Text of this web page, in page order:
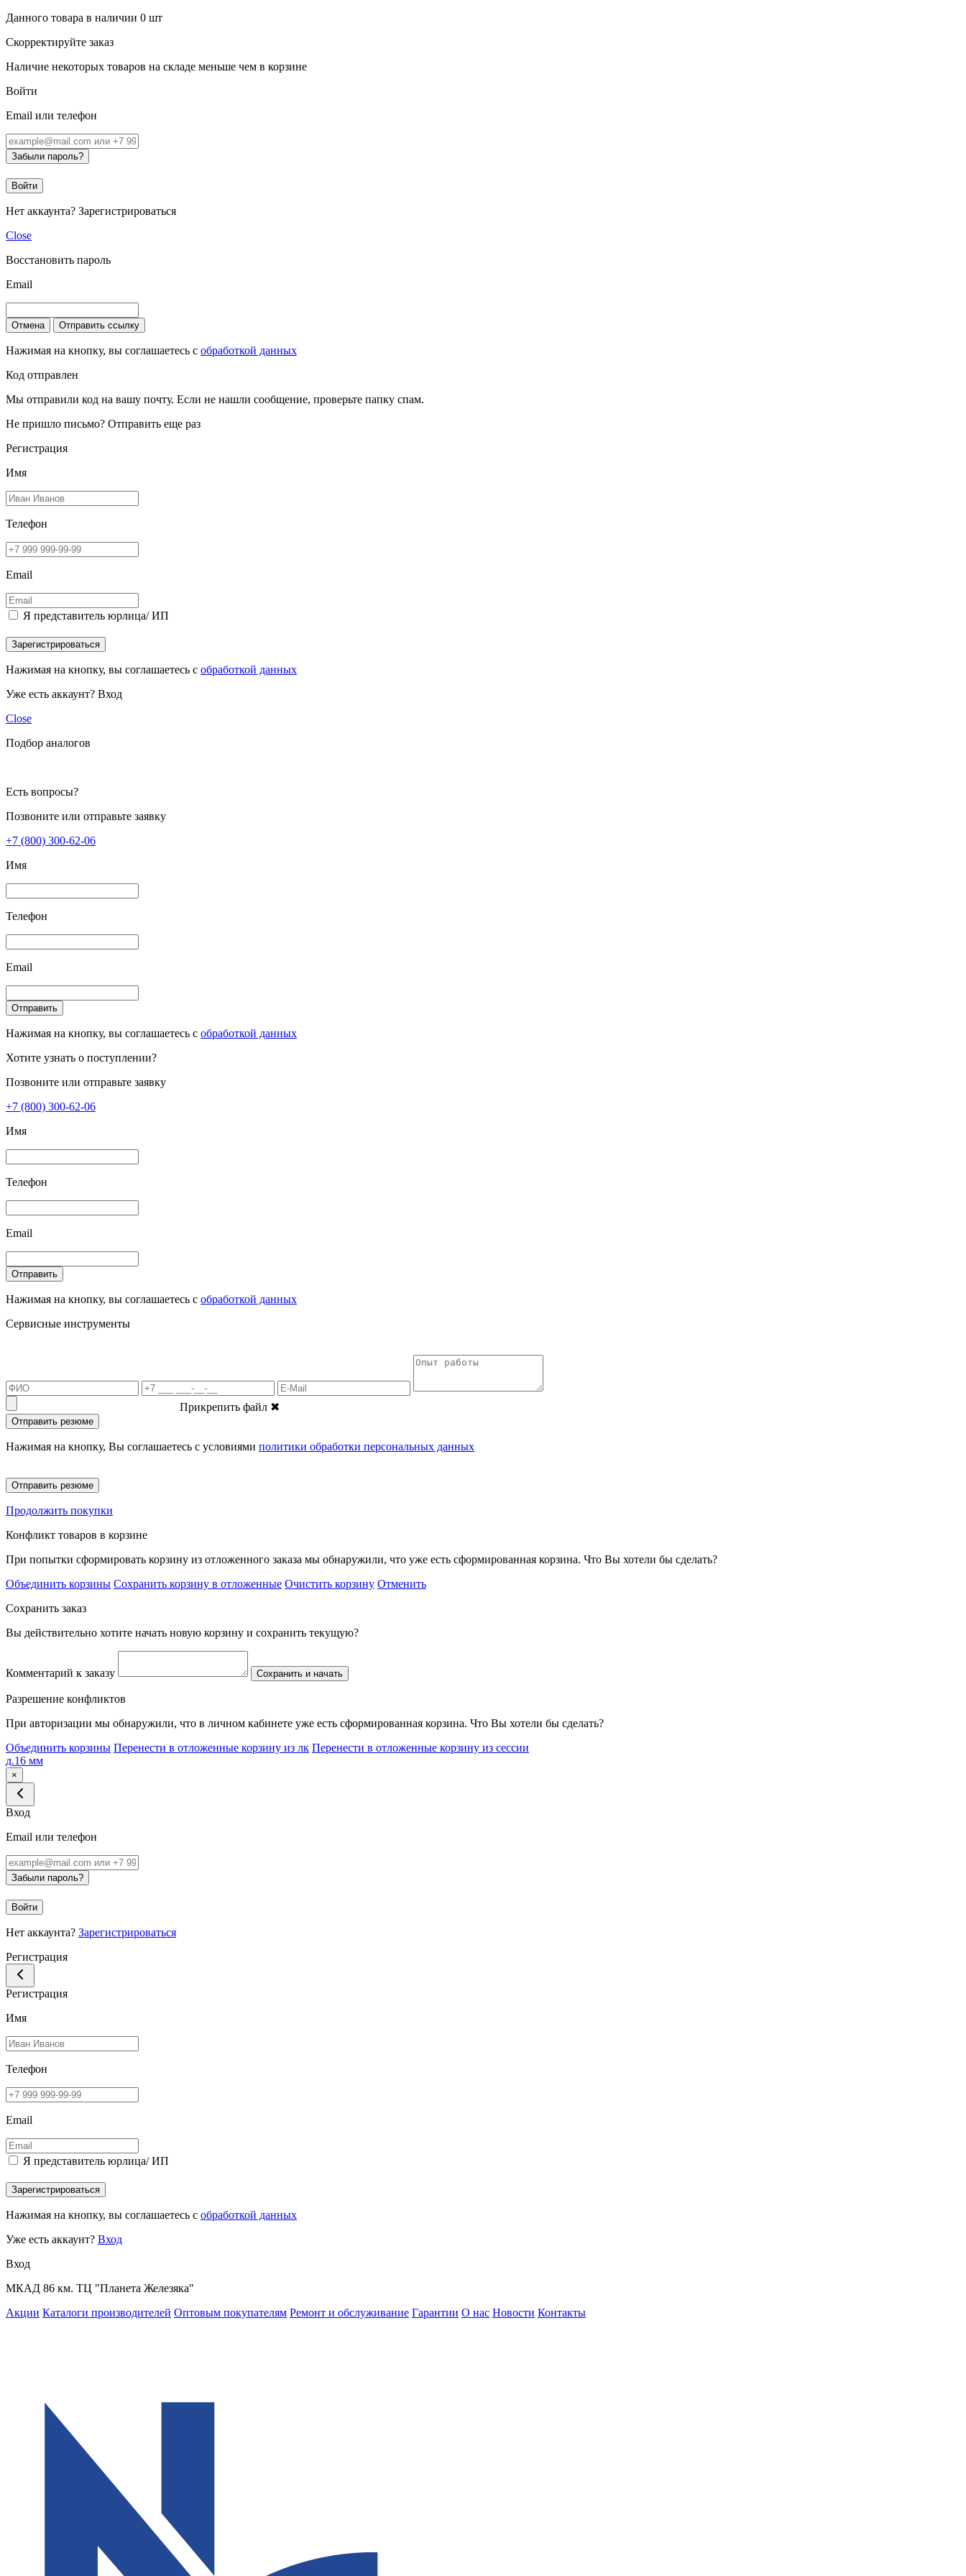
Данного товара в наличии 0 шт
Скорректируйте заказ
Наличие некоторых товаров на складе меньше чем в корзине
Войти
Email или телефон
Забыли пароль?
Войти
Нет аккаунта? Зарегистрироваться
Close
Восстановить пароль
Email
Отмена Отправить ссылку
Нажимая на кнопку, вы соглашаетесь с обработкой данных
Код отправлен
Мы отправили код на вашу почту. Если не нашли сообщение, проверьте папку спам.
Не пришло письмо? Отправить еще раз
Регистрация
Имя
Телефон
Email
Я представитель юрлица/ ИП
Зарегистрироваться
Нажимая на кнопку, вы соглашаетесь с обработкой данных
Уже есть аккаунт? Вход
Close
Подбор аналогов
Есть вопросы?
Позвоните или отправьте заявку
+7 (800) 300-62-06
Имя
Телефон
Email
Отправить
Нажимая на кнопку, вы соглашаетесь с обработкой данных
Хотите узнать о поступлении?
Позвоните или отправьте заявку
+7 (800) 300-62-06
Имя
Телефон
Email
Отправить
Нажимая на кнопку, вы соглашаетесь с обработкой данных
Сервисные инструменты
Прикрепить файл ✖
Отправить резюме
Нажимая на кнопку, Вы соглашаетесь с условиями политики обработки персональных данных
Отправить резюме
Продолжить покупки
Конфликт товаров в корзине
При попытки сформировать корзину из отложенного заказа мы обнаружили, что уже есть сформированная корзина. Что Вы хотели бы сделать?
Объединить корзины Сохранить корзину в отложенные Очистить корзину Отменить
Сохранить заказ
Вы действительно хотите начать новую корзину и сохранить текущую?
Комментарий к заказу Сохранить и начать
Разрешение конфликтов
При авторизации мы обнаружили, что в личном кабинете уже есть сформированная корзина. Что Вы хотели бы сделать?
Объединить корзины Перенести в отложенные корзину из лк Перенести в отложенные корзину из сессии
д.16 мм
×
Вход
Email или телефон
Забыли пароль?
Войти
Нет аккаунта? Зарегистрироваться
Регистрация
Регистрация
Имя
Телефон
Email
Я представитель юрлица/ ИП
Зарегистрироваться
Нажимая на кнопку, вы соглашаетесь с обработкой данных
Уже есть аккаунт? Вход
Вход
МКАД 86 км. ТЦ "Планета Железяка"
Акции Каталоги производителей Оптовым покупателям Ремонт и обслуживание Гарантии О нас Новости Контакты